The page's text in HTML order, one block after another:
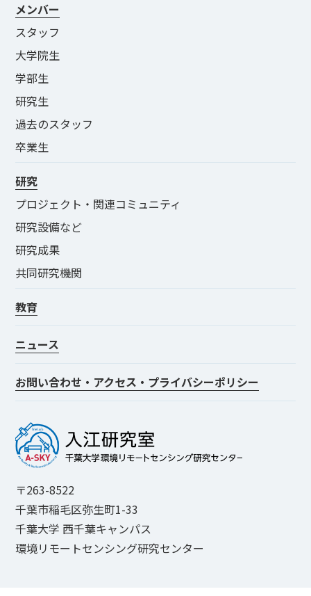
〒263-8522
千葉市稲毛区弥生町1-33
千葉大学 西千葉キャンパス
環境リモートセンシング研究センター
メンバー
スタッフ
大学院生
学部生
研究生
過去のスタッフ
卒業生
研究
プロジェクト・関連コミュニティ
研究設備など
研究成果
共同研究機関
教育
ニュース
お問い合わせ・アクセス・プライバシーポリシー